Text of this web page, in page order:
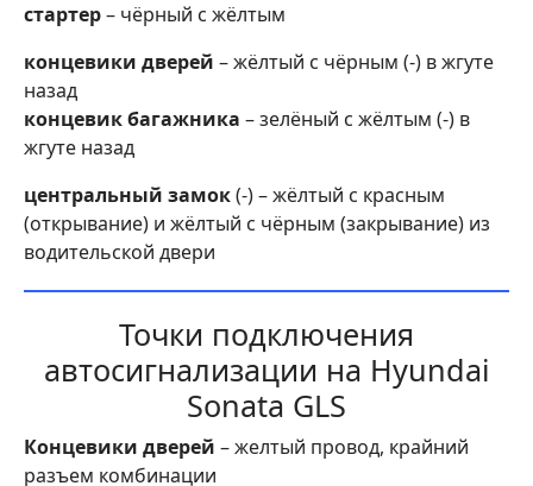
стартер– чёрный с жёлтым
концевики дверей – жёлтый с чёрным (-) в жгуте
назад
концевик багажника – зелёный с жёлтым (-) в
жгуте назад
центральный замок(-) – жёлтый с красным
(открывание) и жёлтый с чёрным (закрывание) из
водительской двери
Точки подключения
автосигнализации на Hyundai
Sonata GLS
Концевики дверей – желтый провод, крайний
разъем комбинации